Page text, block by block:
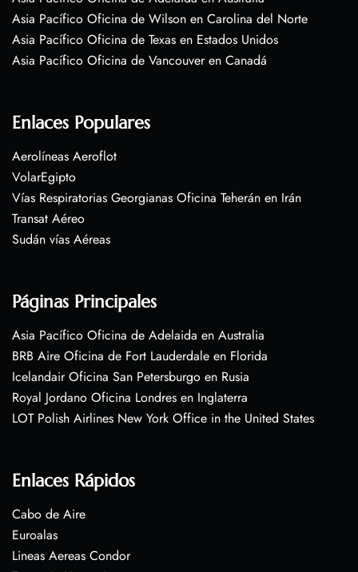
Asia Pacífico Oficina de Wilson en Carolina del Norte
Asia Pacífico Oficina de Texas en Estados Unidos
Asia Pacífico Oficina de Vancouver en Canadá
Enlaces Populares
Aerolíneas Aeroflot
VolarEgipto
Vías Respiratorias Georgianas Oficina Teherán en Irán
Transat Aéreo
Sudán vías Aéreas
Páginas Principales
Asia Pacífico Oficina de Adelaida en Australia
BRB Aire Oficina de Fort Lauderdale en Florida
Icelandair Oficina San Petersburgo en Rusia
Royal Jordano Oficina Londres en Inglaterra
LOT Polish Airlines New York Office in the United States
Enlaces Rápidos
Cabo de Aire
Euroalas
Lineas Aereas Condor